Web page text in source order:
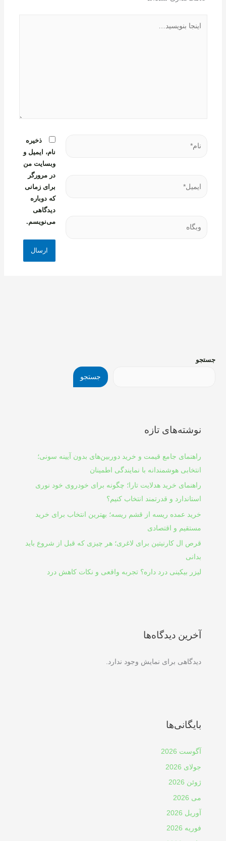
بنویسید…
ذخیره
نام، ایمیل و
وبسایت من
در مرورگر
برای زمانی
که دوباره
دیدگاهی
می‌نویسم.
جستجو
جستجو
نوشته‌های تازه
راهنمای جامع قیمت و خرید دوربین‌های بدون آیینه سونی؛
انتخابی هوشمندانه با نمایندگی اطمینان
راهنمای خرید هدلایت تارا؛ چگونه برای خودروی خود نوری
استاندارد و قدرتمند انتخاب کنیم؟
خرید عمده ریسه از قشم ریسه؛ بهترین انتخاب برای خرید
مستقیم و اقتصادی
قرص ال کارنیتین برای لاغری؛ هر چیزی که قبل از شروع باید
بدانی
لیزر بیکینی درد داره؟ تجربه واقعی و نکات کاهش درد
آخرین دیدگاه‌ها
دیدگاهی برای نمایش وجود ندارد.
بایگانی‌ها
آگوست 2026
جولای 2026
ژوئن 2026
می 2026
آوریل 2026
فوریه 2026